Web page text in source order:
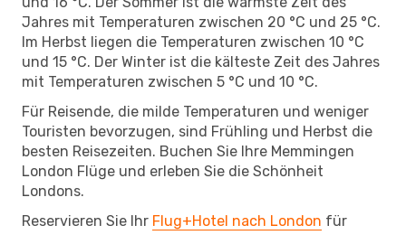
Jahres mit Temperaturen zwischen 20 °C und 25 °C.
Im Herbst liegen die Temperaturen zwischen 10 °C
und 15 °C. Der Winter ist die kälteste Zeit des Jahres
mit Temperaturen zwischen 5 °C und 10 °C.
Für Reisende, die milde Temperaturen und weniger
Touristen bevorzugen, sind Frühling und Herbst die
besten Reisezeiten. Buchen Sie Ihre Memmingen
London Flüge und erleben Sie die Schönheit
Londons.
Reservieren Sie Ihr Flug+Hotel nach London für